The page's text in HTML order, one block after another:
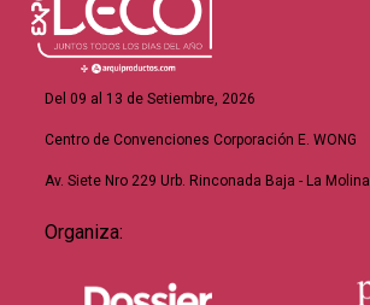
Del 09 al 13 de Setiembre, 2026
Centro de Convenciones Corporación E. WONG
Av. Siete Nro 229 Urb. Rinconada Baja - La Molina
Organiza: